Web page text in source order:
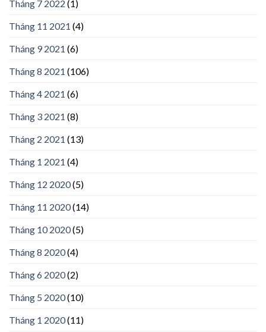
Tháng 7 2022 (1)
Tháng 11 2021 (4)
Tháng 9 2021 (6)
Tháng 8 2021 (106)
Tháng 4 2021 (6)
Tháng 3 2021 (8)
Tháng 2 2021 (13)
Tháng 1 2021 (4)
Tháng 12 2020(5)
Tháng 11 2020(14)
Tháng 10 2020(5)
Tháng 8 2020(4)
Tháng 6 2020(2)
Tháng 5 2020(10)
Tháng 1 2020(11)